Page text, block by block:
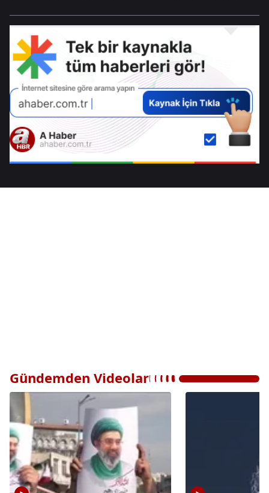
Gündemden Videolar